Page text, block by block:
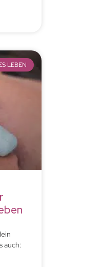
LEBEN
auch: